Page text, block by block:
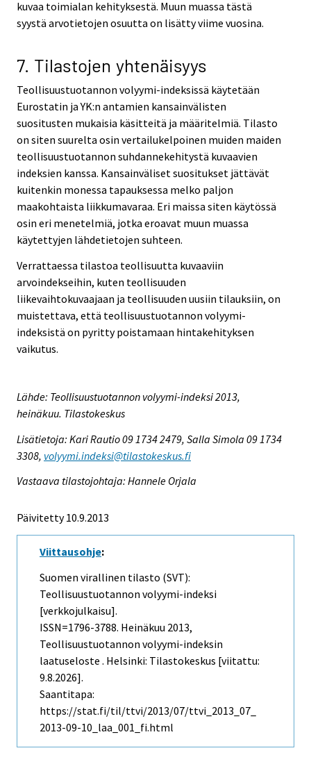
kuvaa toimialan kehityksestä. Muun muassa tästä
syystä arvotietojen osuutta on lisätty viime vuosina.
7. Tilastojen yhtenäisyys
Teollisuustuotannon volyymi-indeksissä käytetään
Eurostatin ja YK:n antamien kansainvälisten
suositusten mukaisia käsitteitä ja määritelmiä. Tilasto
on siten suurelta osin vertailukelpoinen muiden maiden
teollisuustuotannon suhdannekehitystä kuvaavien
indeksien kanssa. Kansainväliset suositukset jättävät
kuitenkin monessa tapauksessa melko paljon
maakohtaista liikkumavaraa. Eri maissa siten käytössä
osin eri menetelmiä, jotka eroavat muun muassa
käytettyjen lähdetietojen suhteen.
Verrattaessa tilastoa teollisuutta kuvaaviin
arvoindekseihin, kuten teollisuuden
liikevaihtokuvaajaan ja teollisuuden uusiin tilauksiin, on
muistettava, että teollisuustuotannon volyymi-
indeksistä on pyritty poistamaan hintakehityksen
vaikutus.
Lähde: Teollisuustuotannon volyymi-indeksi 2013,
heinäkuu. Tilastokeskus
Lisätietoja: Kari Rautio 09 1734 2479, Salla Simola 09 1734
3308, volyymi.indeksi@tilastokeskus.fi
Vastaava tilastojohtaja: Hannele Orjala
Päivitetty 10.9.2013
Viittausohje:
Suomen virallinen tilasto (SVT):
Teollisuustuotannon volyymi-indeksi
[verkkojulkaisu].
ISSN=1796-3788. Heinäkuu 2013,
Teollisuustuotannon volyymi-indeksin
laatuseloste . Helsinki: Tilastokeskus [viitattu:
9.8.2026].
Saantitapa:
https://stat.fi/til/ttvi/2013/07/ttvi_2013_07_
2013-09-10_laa_001_fi.html